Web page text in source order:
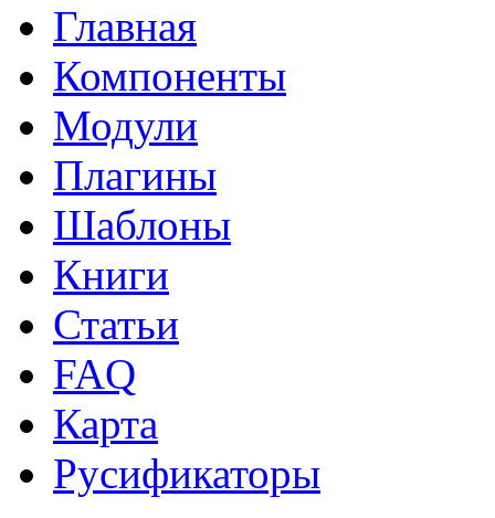
Главная
Компоненты
Модули
Плагины
Шаблоны
Книги
Статьи
FAQ
Карта
Русификаторы